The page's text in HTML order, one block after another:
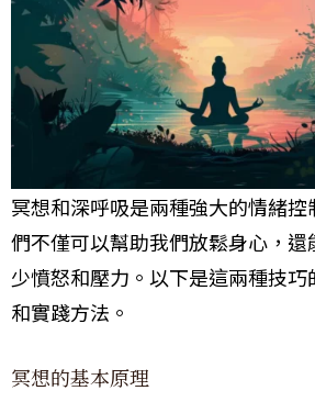
冥想和深呼吸是兩種強大的情緒控
們不僅可以幫助我們放鬆身心，還
少憤怒和壓力。以下是這兩種技巧
和實踐方法。
冥想的基本原理